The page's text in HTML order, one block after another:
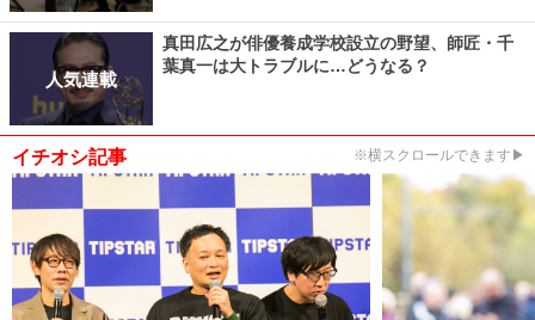
人気連載
真田広之が俳優養成学校設立の野望、師匠・千
葉真一は大トラブルに…どうなる？
イチオシ記事 ※横スクロールできます▶